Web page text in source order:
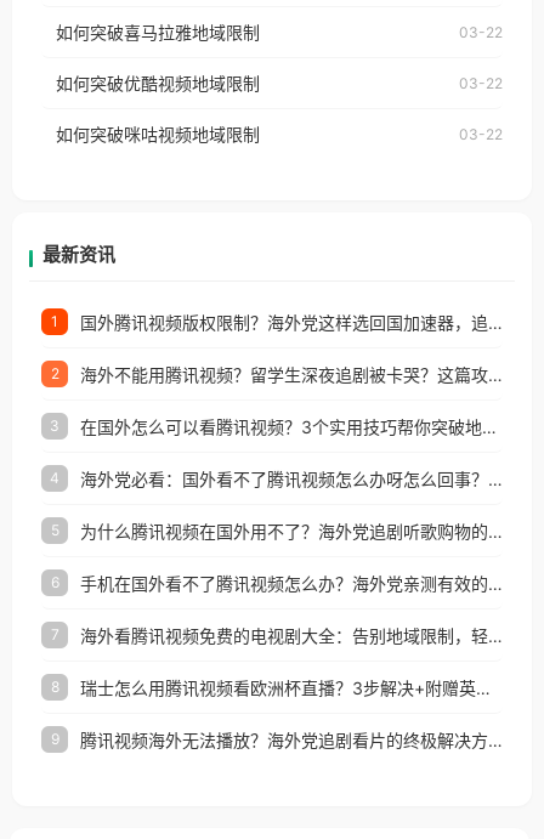
台湾、美国、加拿大、澳大利亚、欧洲等国家和地区
权限制所困扰。
国、加拿大、澳大利亚、欧洲等国家和地区时，网易
制问题，且仅能在中国大陆地区播放。 遇到这个问题
户收听网易云音乐地区版权限制」的问题，无论人在
如何突破喜马拉雅地域限制 03-22
如何突破优酷视频地域限制 03-22
如何突破咪咕视频地域限制 03-22
最新资讯
1 国外腾讯视频版权限制？海外党这样选回国加速器，追剧听歌办事全搞定
2 海外不能用腾讯视频？留学生深夜追剧被卡哭？这篇攻略帮你一键回国看剧听歌
3 在国外怎么可以看腾讯视频？3个实用技巧帮你突破地域限制（附避坑指南）
4 海外党必看：国外看不了腾讯视频怎么办呀怎么回事？3步解决地区限制
5 为什么腾讯视频在国外用不了？海外党追剧听歌购物的终极解决方案
6 手机在国外看不了腾讯视频怎么办？海外党亲测有效的追剧自由指南
7 海外看腾讯视频免费的电视剧大全：告别地域限制，轻松追剧的实用指南
8 瑞士怎么用腾讯视频看欧洲杯直播？3步解决+附赠英国多米音乐爱奇艺省钱攻略
9 腾讯视频海外无法播放？海外党追剧看片的终极解决方案来了